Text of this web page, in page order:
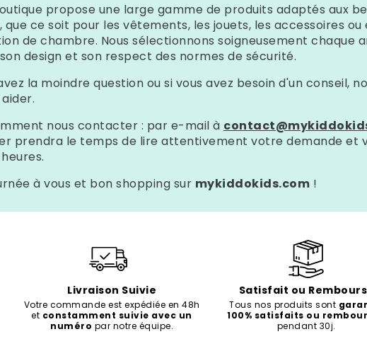
propose une large gamme de produits adaptés aux
que ce soit pour les vêtements, les jouets, les accessoires ou
de chambre. Nous sélectionnons soigneusement chaque
design et son respect des normes de sécurité.
la moindre question ou si vous avez besoin d'un conseil,
nous contacter : par e-mail à
prendra le temps de lire attentivement votre demande et
à vous et bon shopping sur mykiddokids.com !
Livraison Suivie
Votre commande est expédiée en 48h
et constamment suivie avec un
numéro par notre équipe.
Satisfait ou
Tous nos produits sont
100% satisfaits ou
pendant 30j.